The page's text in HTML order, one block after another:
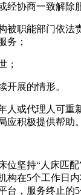
经协商一致解除
被职能部门依法
务；
；
开展的情形。
人或代理人可重
应积极提供帮助。
位坚持“人床匹
构在5个工作日
台，服务终止的